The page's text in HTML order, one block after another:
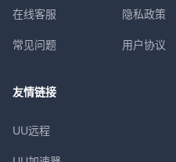
在线客服
常见问题
隐私政策
用户协议
友情链接
UU远程